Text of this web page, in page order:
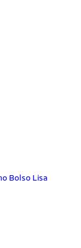
Bolso Lisa